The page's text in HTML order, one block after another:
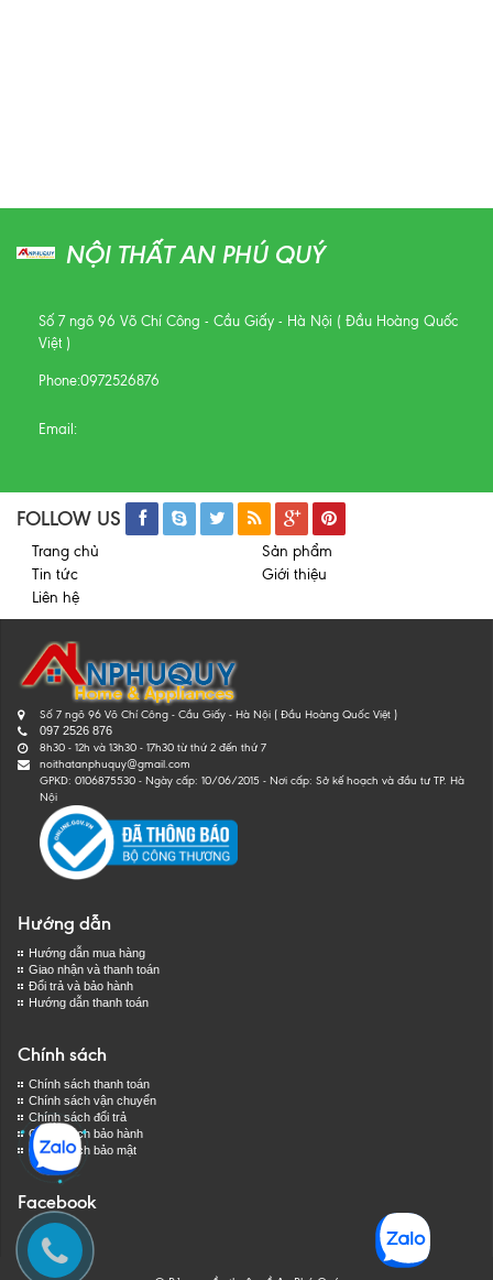
NỘI THẤT AN PHÚ QUÝ
Số 7 ngõ 96 Võ Chí Công - Cầu Giấy - Hà Nội ( Đầu Hoàng Quốc
Việt )
Phone:0972526876
Email:
FOLLOW US
Trang chủ
Sản phẩm
Tin tức
Giới thiệu
Liên hệ
Số 7 ngõ 96 Võ Chí Công - Cầu Giấy - Hà Nội ( Đầu Hoàng Quốc Việt )
097 2526 876
8h30 - 12h và 13h30 - 17h30 từ thứ 2 đến thứ 7
noithatanphuquy@gmail.com
GPKD: 0106875530 - Ngày cấp: 10/06/2015 - Nơi cấp: Sở kế hoạch và đầu tư TP. Hà
Nội
Hướng dẫn
Hướng dẫn mua hàng
Giao nhận và thanh toán
Đổi trả và bảo hành
Hướng dẫn thanh toán
Chính sách
Chính sách thanh toán
Chính sách vận chuyển
Chính sách đổi trả
Chính sách bảo hành
Chính sách bảo mật
Facebook